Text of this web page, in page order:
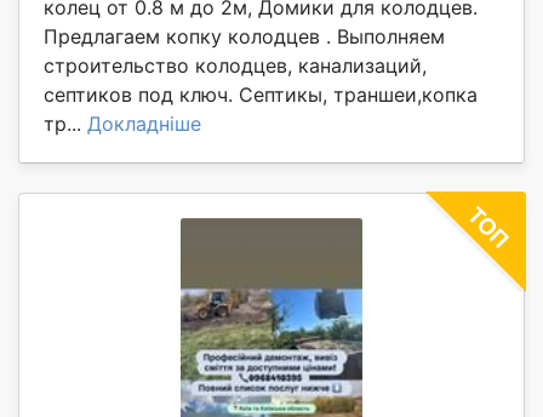
колец от 0.8 м до 2м, Домики для колодцев.
Предлагаем копку колодцев . Выполняем
строительство колодцев, канализаций,
септиков под ключ. Септикы, траншеи,копка
тр... Докладніше